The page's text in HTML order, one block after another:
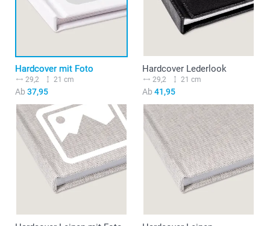
Hardcover mit Foto
29,2 21 cm
Ab 37,95
Hardcover Lederlook
29,2 21 cm
Ab 41,95